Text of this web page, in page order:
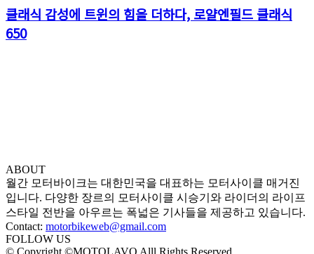
클래식 감성에 트윈의 힘을 더하다, 로얄엔필드 클래식
650
ABOUT
월간 모터바이크는 대한민국을 대표하는 모터사이클 매거진
입니다. 다양한 장르의 모터사이클 시승기와 라이더의 라이프
스타일 전반을 아우르는 폭넓은 기사들을 제공하고 있습니다.
Contact: motorbikeweb@gmail.com
FOLLOW US
© Copyright ©MOTOLAVO Alll Rights Reserved.